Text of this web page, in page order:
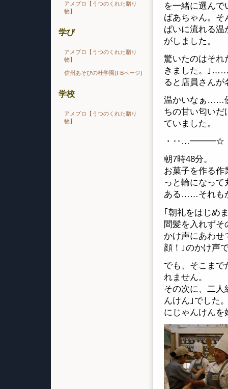
を一緒に選ん
ばあちゃん。そ
ぱいに流れる温
がしました。
驚いたのはそれ
きました。｣……
ると店員さん
温かいなぁ……
ちの甘い匂いだ
ていました。
・
朝7時48分。
お菓子を作る作
っと輪になっ
ある……それも
｢朝礼をはじめ
間髪を入れず
かけ声にあわせ
顔！｣のかけ声
でも、そこまで
れません。
その次に、二
んけん｣でした
にじゃんけんを
アメブロ【うつのくれた贈り
物】
学び
アメブロ【うつのくれた贈り
物】
信州あそびの杜学園(FBページ)
学校
アメブロ【うつのくれた贈り
物】